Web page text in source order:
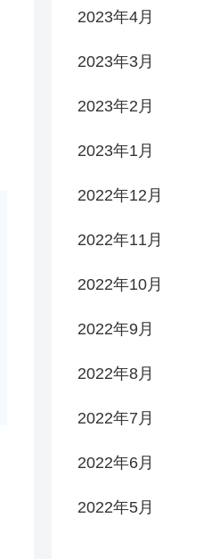
2023年4月
2023年3月
2023年2月
2023年1月
2022年12月
2022年11月
2022年10月
2022年9月
2022年8月
2022年7月
2022年6月
2022年5月